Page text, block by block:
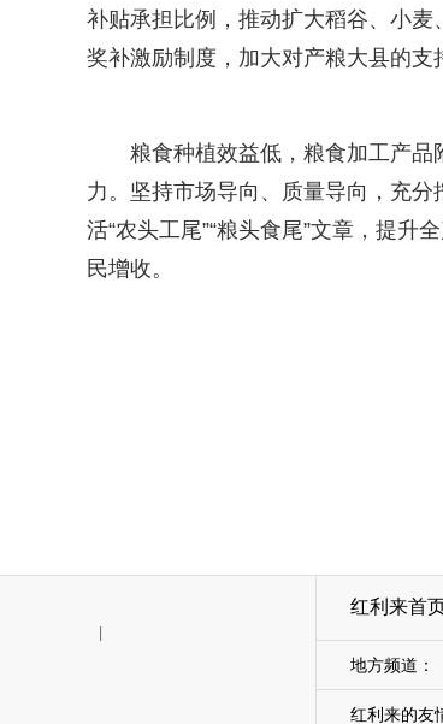
补贴承担比例，推动扩大稻谷、小
奖补激励制度，加大对产粮大县的支
粮食种植效益低，粮食加工产
力。坚持市场导向、质量导向，充分
活“农头工尾”“粮头食尾”文章，提
民增收。
红利来首
地方频道：
红利来的友